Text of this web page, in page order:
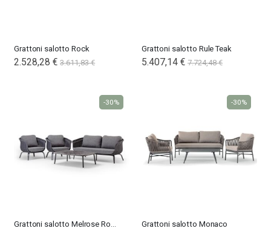
Grattoni salotto Rock
Special
Price
2.528,28 € 3.611,83 €
Grattoni salotto Rule Teak
5.407,14 € 7.724,48 €
-30%
Grattoni salotto Monaco
-30%